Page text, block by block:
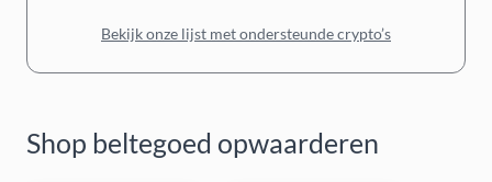
Bekijk onze lijst met ondersteunde crypto’s
Shop beltegoed opwaarderen